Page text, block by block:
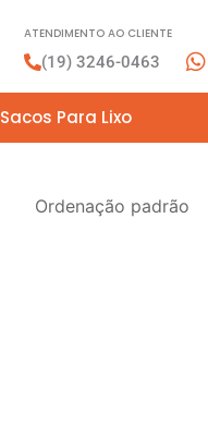
ATENDIMENTO AO CLIENTE
(19) 3246-0463
Sacos Para Lixo